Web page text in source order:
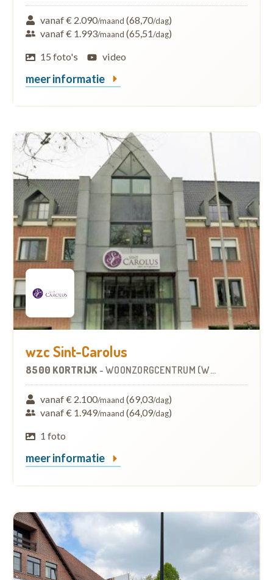
vanaf € 2.090/maand (68,70/dag)
vanaf € 1.993/maand (65,51/dag)
15 foto's
video
meer informatie
wzc Sint-Carolus
8500 KORTRIJK - WOONZORGCENTRUM (WZC)
vanaf € 2.100/maand (69,03/dag)
vanaf € 1.949/maand (64,09/dag)
1 foto
meer informatie